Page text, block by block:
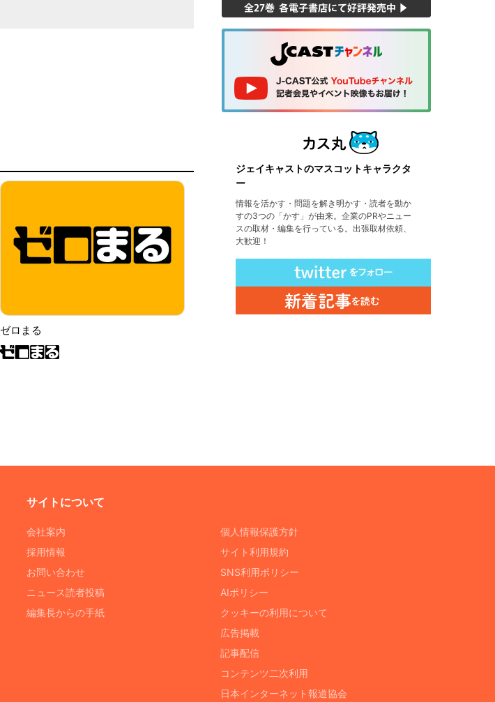
ゼロまる
ジェイキャストのマスコットキャラクタ
ー
情報を活かす・問題を解き明かす・読者を動か
すの3つの「かす」が由来。企業のPRやニュー
スの取材・編集を行っている。出張取材依頼、
大歓迎！
サイトについて
会社案内
採用情報
お問い合わせ
ニュース読者投稿
編集長からの手紙
個人情報保護方針
サイト利用規約
SNS利用ポリシー
AIポリシー
クッキーの利用について
広告掲載
記事配信
コンテンツ二次利用
日本インターネット報道協会